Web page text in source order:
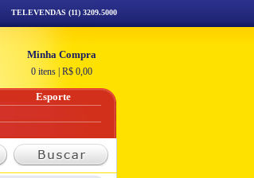
TELEVENDAS (11) 3209.5000
Minha Compra
0 itens R$ 0,00
Esporte